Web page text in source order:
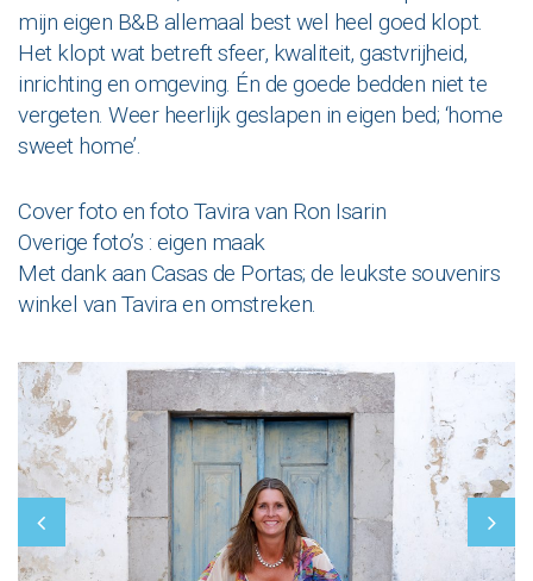
mijn eigen B&B allemaal best wel heel goed klopt.
Het klopt wat betreft sfeer, kwaliteit, gastvrijheid,
inrichting en omgeving. Én de goede bedden niet te
vergeten. Weer heerlijk geslapen in eigen bed; ‘home
sweet home’.
Cover foto en foto Tavira van Ron Isarin
Overige foto’s : eigen maak
Met dank aan Casas de Portas; de leukste souvenirs
winkel van Tavira en omstreken.